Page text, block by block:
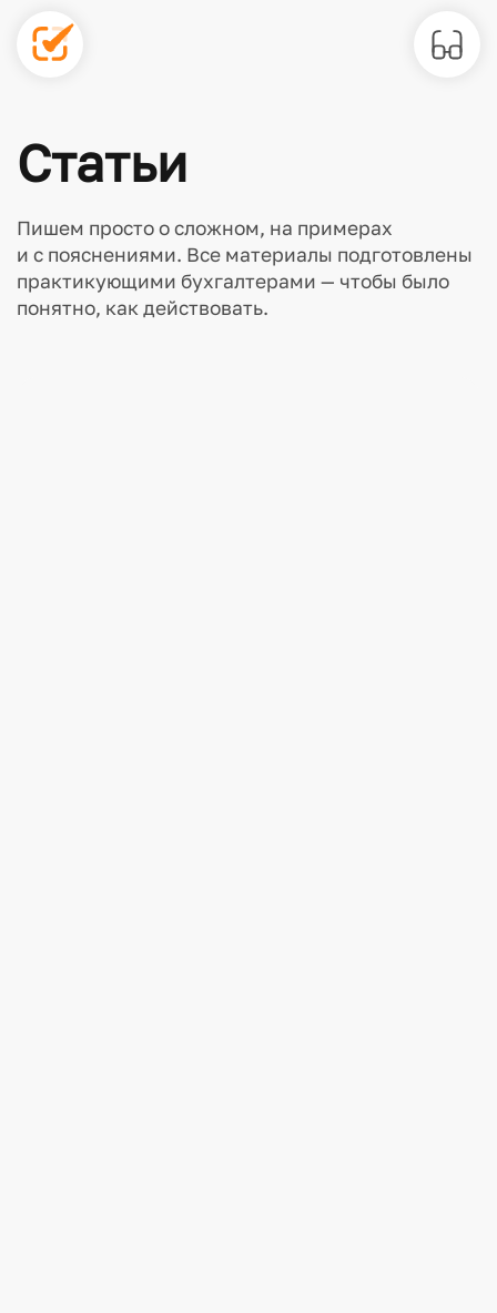
Статьи
Пишем просто о сложном, на примерах
и с пояснениями. Все материалы подготовлены
практикующими бухгалтерами — чтобы было
понятно, как действовать.